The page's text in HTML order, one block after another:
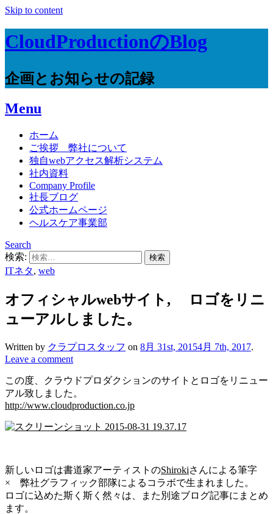
Skip to content
CloudProductionのBlog
企画とお知らせの記録
Menu
ホーム
ご挨拶 弊社について
独自webアクセス解析システム
社内資料
Company Profile
社長ブログ
公式ホームページ
ヘルスケア事業部
Search
検索:
ITネタ, web
オフィシャルwebサイト, ロゴをリニ
ューアルしました。
Written by クラプロスタッフ on 8月 31st, 20154月 7th, 2017.
Leave a comment
この度、クラウドプロダクションのサイトとロゴをリニュー
アル致しました。
http://www.cloudproduction.co.jp
新しいロゴは書道家アーティストのShirokiさんによる筆字
× 弊社グラフィック部隊によるコラボで生まれました。
ロゴに込めた斯く斯く然々は、また別途ブログ記事にまとめ
ます。